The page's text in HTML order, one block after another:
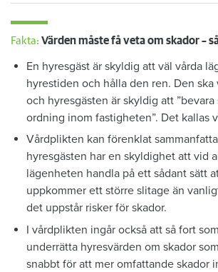
Fakta: Värden måste få veta om skador –
En hyresgäst är skyldig att väl vårda
hyrestiden och hålla den ren. Den ska
och hyresgästen är skyldig att
ordning inom fastigheten”. Det kallas
Vårdplikten kan förenklat
hyresgästen har en skyldighet att vid
lägenheten handla på ett sådant sätt
uppkommer ett större slitage än
det uppstår risker för skador.
I vårdplikten ingår också att så fort
underrätta hyresvärden om skador
snabbt för att mer omfattande skador